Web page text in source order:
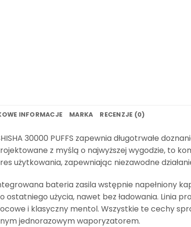
INFORMACJE MARKA RECENZJE (0)
30000 PUFFS zapewnia długotrwałe
z myślą o najwyższej wygodzie, to
użytkowania, zapewniając niezawodne
bateria zasila wstępnie napełniony
ostatniego użycia, nawet bez ładowania. Linia
i klasyczny mentol. Wszystkie te cechy
jednorazowym waporyzatorem.